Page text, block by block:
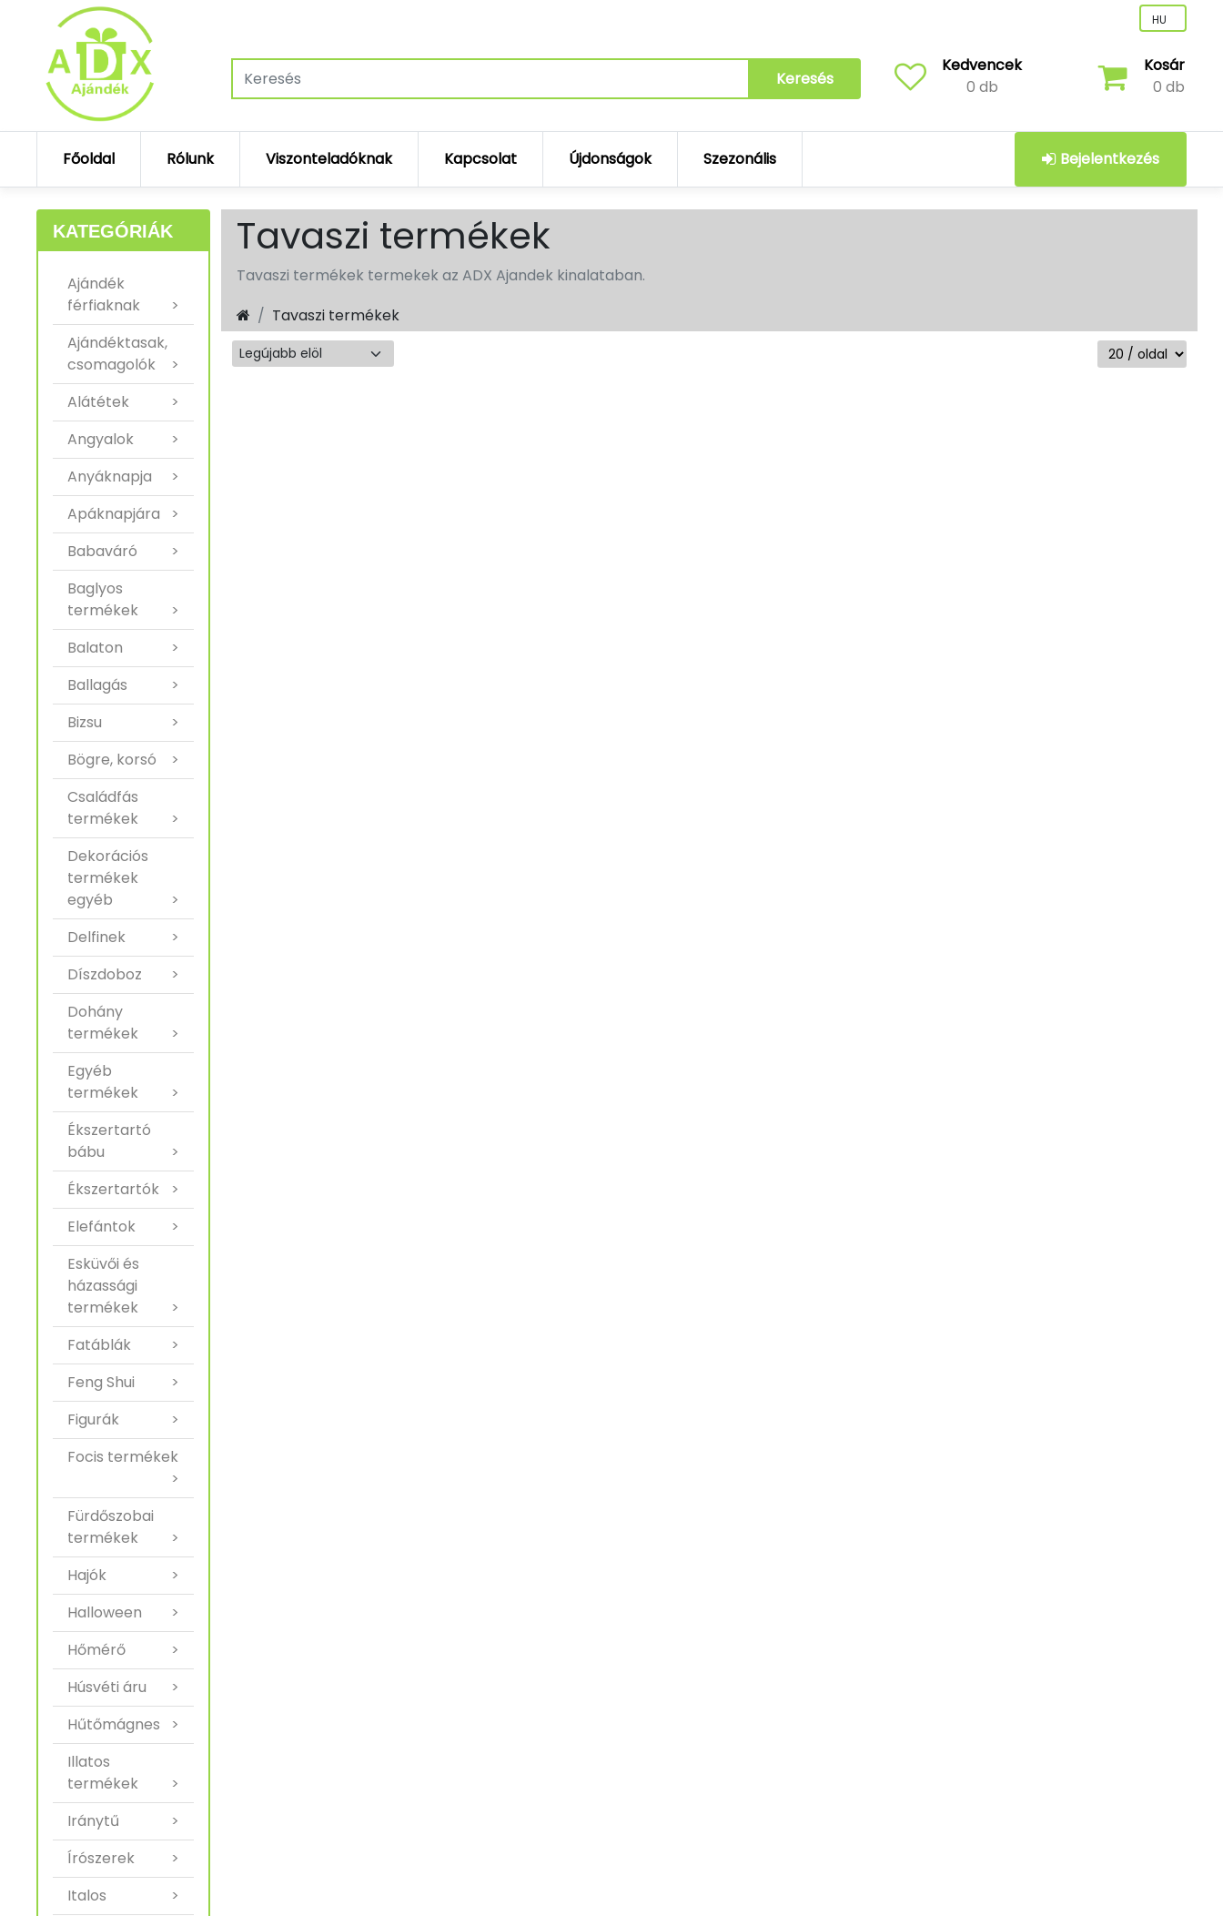
Keresés
Kedvencek
0 db
Kosár
0 db
Főoldal Rólunk Viszonteladóknak Kapcsolat Újdonságok Szezonális Bejelentkezés
KATEGÓRIÁK
Ajándék
férfiaknak
>
Ajándéktasak,
csomagolók
>
Alátétek
>
Angyalok
>
Anyáknapja
>
Apáknapjára
>
Babaváró
>
Baglyos
termékek
>
Balaton
>
Ballagás
>
Bizsu
>
Bögre, korsó
>
Családfás
termékek
>
Dekorációs
termékek
egyéb
>
Delfinek
>
Díszdoboz
>
Dohány
termékek
>
Egyéb
termékek
>
Ékszertartó
bábu
>
Ékszertartók
>
Elefántok
>
Esküvői és
házassági
termékek
>
Fatáblák
>
Feng Shui
>
Figurák
>
Focis termékek
>
Fürdőszobai
termékek
>
Hajók
>
Halloween
>
Hőmérő
>
Húsvéti áru
>
Hűtőmágnes
>
Illatos
termékek
>
Iránytű
>
Írószerek
>
Italos
>
Tavaszi termékek
Tavaszi termékek termekek az ADX Ajandek kinalataban.
Tavaszi termékek